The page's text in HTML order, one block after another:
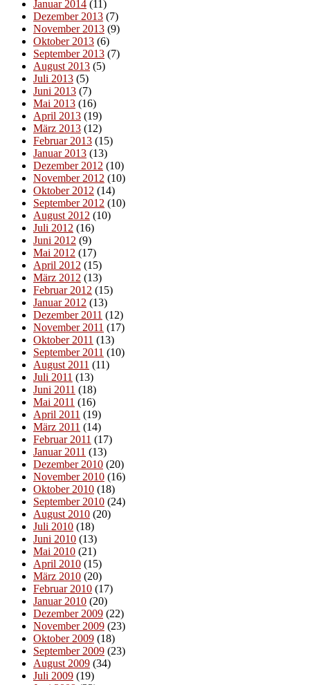
Januar 2014 (11)
Dezember 2013 (7)
November 2013 (9)
Oktober 2013 (6)
September 2013 (7)
August 2013 (5)
Juli 2013 (5)
Juni 2013 (7)
Mai 2013 (16)
April 2013 (19)
März 2013 (12)
Februar 2013 (15)
Januar 2013 (13)
Dezember 2012 (10)
November 2012 (10)
Oktober 2012 (14)
September 2012 (10)
August 2012 (10)
Juli 2012 (16)
Juni 2012 (9)
Mai 2012 (17)
April 2012 (15)
März 2012 (13)
Februar 2012 (15)
Januar 2012 (13)
Dezember 2011 (12)
November 2011 (17)
Oktober 2011 (13)
September 2011 (10)
August 2011 (11)
Juli 2011 (13)
Juni 2011 (18)
Mai 2011 (16)
April 2011 (19)
März 2011 (14)
Februar 2011 (17)
Januar 2011 (13)
Dezember 2010 (20)
November 2010 (16)
Oktober 2010 (18)
September 2010 (24)
August 2010 (20)
Juli 2010 (18)
Juni 2010 (13)
Mai 2010 (21)
April 2010 (15)
März 2010 (20)
Februar 2010 (17)
Januar 2010 (20)
Dezember 2009 (22)
November 2009 (23)
Oktober 2009 (18)
September 2009 (23)
August 2009 (34)
Juli 2009 (19)